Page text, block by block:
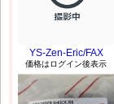
YS-Zen-Eric/FAX
価格はログイン後表示